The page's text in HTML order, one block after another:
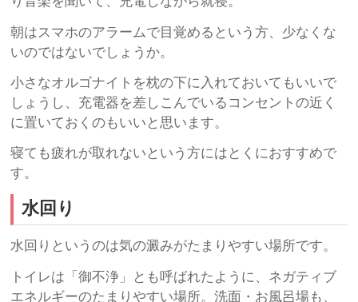
朝はスマホのアラームで目覚めるという方、少なくな
いのではないでしょうか。
小さなオルゴナイトを枕の下に入れておいてもいいで
しょうし、充電器を差しこんでいるコンセントの近く
に置いておくのもいいと思います。
寝ても疲れが取れないという方にはとくにおすすめで
す。
水回り
水回りというのは気の澱みがたまりやすい場所です。
トイレは「御不浄」とも呼ばれたように、ネガティブ
エネルギーのたまりやすい場所。洗面・お風呂場も、